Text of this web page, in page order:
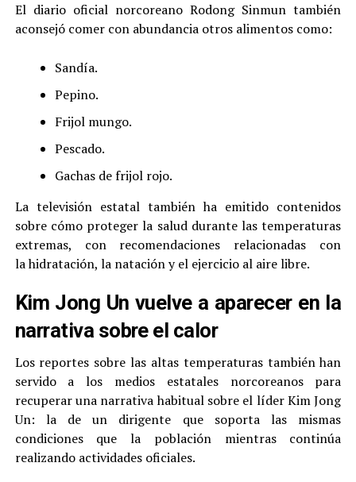
El diario oficial norcoreano Rodong Sinmun también
aconsejó comer con abundancia otros alimentos como:
Sandía.
Pepino.
Frijol mungo.
Pescado.
Gachas de frijol rojo.
La televisión estatal también ha emitido contenidos
sobre cómo proteger la salud durante las temperaturas
extremas, con recomendaciones relacionadas con
la hidratación, la natación y el ejercicio al aire libre.
Kim Jong Un vuelve a aparecer en la
narrativa sobre el calor
Los reportes sobre las altas temperaturas también han
servido a los medios estatales norcoreanos para
recuperar una narrativa habitual sobre el líder Kim Jong
Un: la de un dirigente que soporta las mismas
condiciones que la población mientras continúa
realizando actividades oficiales.